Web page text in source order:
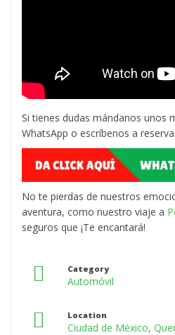
Si tienes dudas mándanos unos
WhatsApp o escríbenos a
No te pierdas de nuestros
aventura, como nuestro viaje a
seguros que ¡Te encantará!
Category
Automóvil
Location
Ciudad de México,